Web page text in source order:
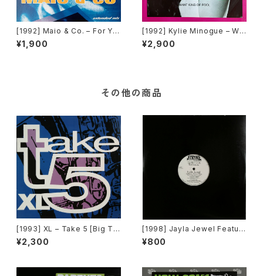
[1992] Maio & Co. – For Yo
ur Love [Time Records]
¥1,900
[1992] Kylie Minogue – Wh
at Kind Of Fool [PWL Inter
national]
¥2,900
その他の商品
[1993] XL – Take 5 [Big Ti
me International]
¥2,300
[1998] Jayla Jewel Featuri
ng Grand Puba – I Like Wh
at U Do To Me (Remix) [Str
¥800